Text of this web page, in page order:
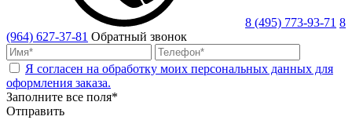
8 (495) 773-93-71 8
(964) 627-37-81 Обратный звонок
Я согласен на обработку моих персональных данных для
оформления заказа.
Заполните все поля*
Отправить